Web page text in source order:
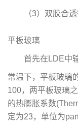
（3）双胶合
平板玻璃
首先在LDE中
常温下，平板玻璃
100，两平板玻璃
的热膨胀系数
定为23，单位为